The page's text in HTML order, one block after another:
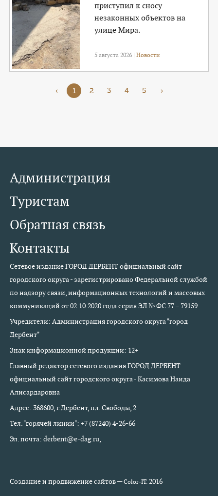
приступил к сносу
незаконных объектов на
улице Мира.
5 августа 2026 |Новости
‹ 1 2 3 4 5 ›
Администрация
Туристам
Обратная связь
Контакты
Сетевое издание ГОРОД ДЕРБЕНТ официальный сайт
городского округа - зарегистрировано Федеральной службой
по надзору связи, информационных технологий и массовых
коммуникаций от 02.10.2020 года серия ЭЛ № ФС 77 – 79159
Учредители: Администрация городского округа "город
Дербент"
Знак информационной продукции: 12+
Главный редактор сетевого издания ГОРОД ДЕРБЕНТ
официальный сайт городского округа - Касимова Наида
Алисардаровна
Адрес: 368600, г.Дербент, пл. Свободы, 2
Тел. "горячей линии": +7 (87240) 4-26-66
Эл. почта: derbent@e-dag.ru,
Создание и продвижение сайтов —Color-IT.2016